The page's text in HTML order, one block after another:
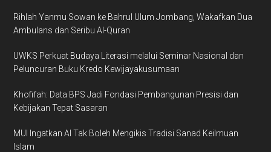
Rihlah Yanmu Sowan ke Bahrul Ulum Jombang, Wakafkan Dua
Ambulans dan Seribu Al-Quran
UWKS Perkuat Budaya Literasi melalui Seminar Nasional dan
Peluncuran Buku Kredo Kewijayakusumaan
Khofifah: Data BPS Jadi Fondasi Pembangunan Presisi dan
Kebijakan Tepat Sasaran
MUI Ingatkan AI Tak Boleh Mengikis Tradisi Sanad Keilmuan
Islam